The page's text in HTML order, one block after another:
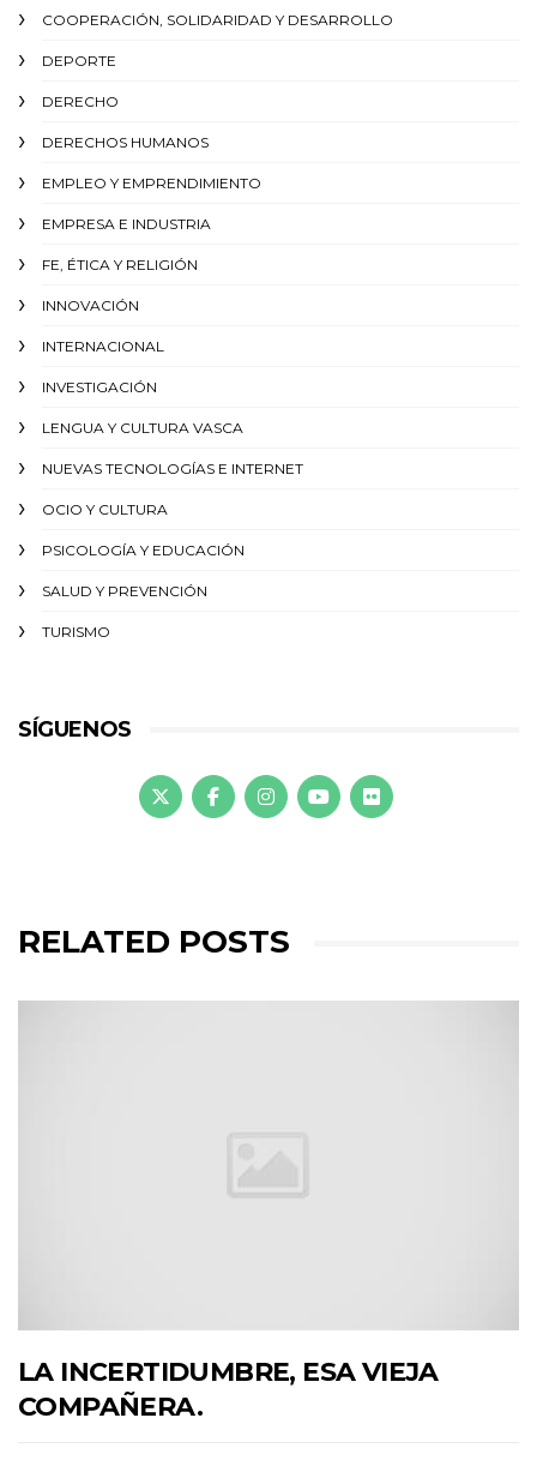
COOPERACIÓN, SOLIDARIDAD Y DESARROLLO
DEPORTE
DERECHO
DERECHOS HUMANOS
EMPLEO Y EMPRENDIMIENTO
EMPRESA E INDUSTRIA
FE, ÉTICA Y RELIGIÓN
INNOVACIÓN
INTERNACIONAL
INVESTIGACIÓN
LENGUA Y CULTURA VASCA
NUEVAS TECNOLOGÍAS E INTERNET
OCIO Y CULTURA
PSICOLOGÍA Y EDUCACIÓN
SALUD Y PREVENCIÓN
TURISMO
SÍGUENOS
RELATED POSTS
LA INCERTIDUMBRE, ESA VIEJA
COMPAÑERA.